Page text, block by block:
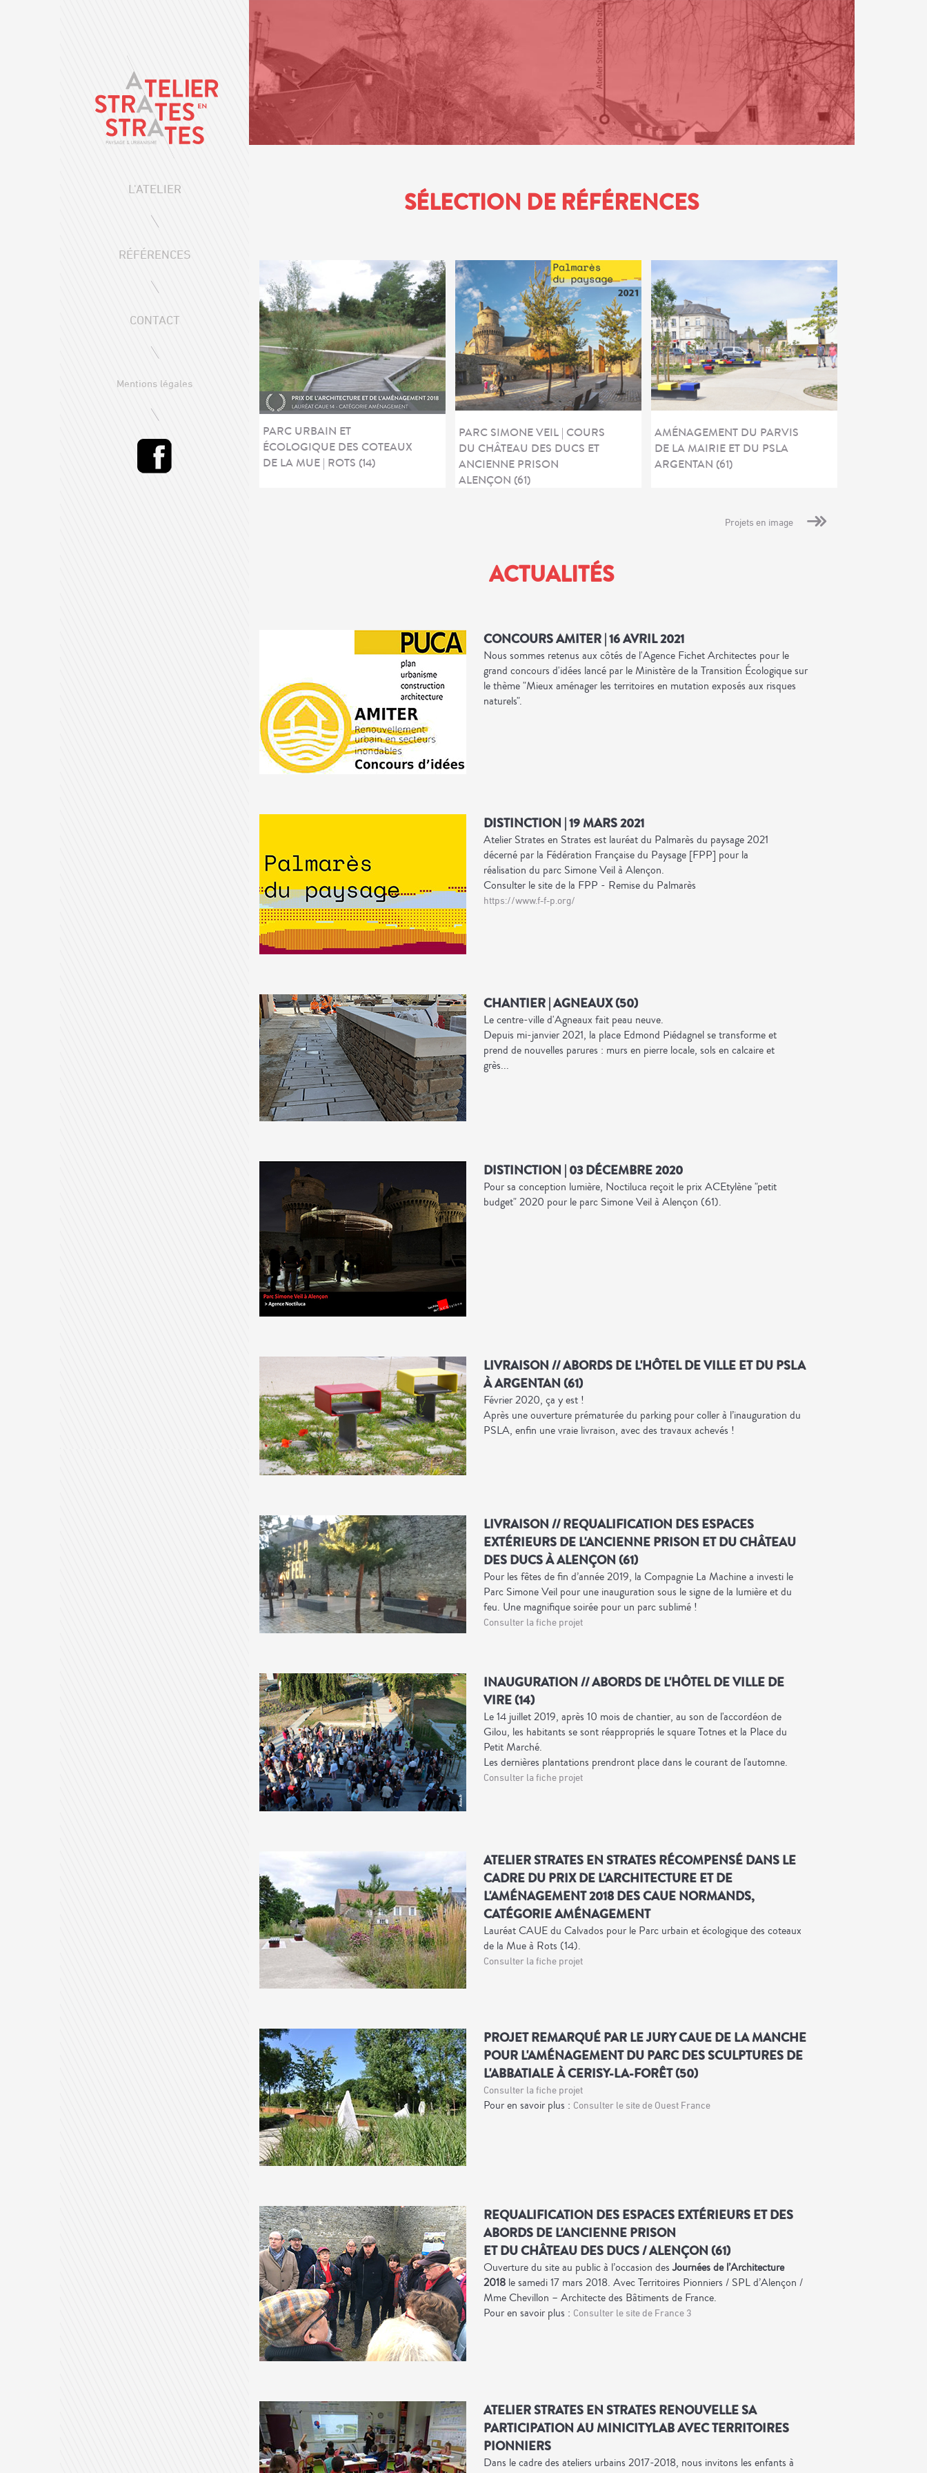
L'ATELIER
RÉFÉRENCES
CONTACT
Mentions légales
SÉLECTION DE RÉFÉRENCES
PARC URBAIN ET
ÉCOLOGIQUE DES COTEAUX
DE LA MUE | ROTS (14)
PARC SIMONE VEIL | COURS
DU CHÂTEAU DES DUCS ET
ANCIENNE PRISON
ALENÇON (61)
AMÉNAGEMENT DU PARVIS
DE LA MAIRIE ET DU PSLA
ARGENTAN (61)
Projets en image
ACTUALITÉS
CONCOURS AMITER | 16 AVRIL 2021
Nous sommes retenus aux côtés de l'Agence Fichet Architectes pour le
grand concours d'idées lancé par le Ministère de la Transition Écologique sur
le thème "Mieux aménager les territoires en mutation exposés aux risques
naturels".
DISTINCTION | 19 MARS 2021
Atelier Strates en Strates est lauréat du Palmarès du paysage 2021
décerné par la Fédération Française du Paysage [FPP] pour la
réalisation du parc Simone Veil à Alençon.
Consulter le site de la FPP - Remise du Palmarès
https://www.f-f-p.org/
CHANTIER | AGNEAUX (50)
Le centre-ville d'Agneaux fait peau neuve.
Depuis mi-janvier 2021, la place Edmond Piédagnel se transforme et
prend de nouvelles parures : murs en pierre locale, sols en calcaire et
grès...
DISTINCTION | 03 DÉCEMBRE 2020
Pour sa conception lumière, Noctiluca reçoit le prix ACEtylène "petit
budget" 2020 pour le parc Simone Veil à Alençon (61).
LIVRAISON // ABORDS DE L'HÔTEL DE VILLE ET DU PSLA
À ARGENTAN (61)
Février 2020, ça y est !
Après une ouverture prématurée du parking pour coller à l’inauguration du
PSLA, enfin une vraie livraison, avec des travaux achevés !
LIVRAISON // REQUALIFICATION DES ESPACES
EXTÉRIEURS DE L'ANCIENNE PRISON ET DU CHÂTEAU
DES DUCS À ALENÇON (61)
Pour les fêtes de fin d’année 2019, la Compagnie La Machine a investi le
Parc Simone Veil pour une inauguration sous le signe de la lumière et du
feu. Une magnifique soirée pour un parc sublimé !
Consulter la fiche projet
INAUGURATION // ABORDS DE L'HÔTEL DE VILLE DE
VIRE (14)
Le 14 juillet 2019, après 10 mois de chantier, au son de l'accordéon de
Gilou, les habitants se sont réappropriés le square Totnes et la Place du
Petit Marché.
Les dernières plantations prendront place dans le courant de l'automne.
Consulter la fiche projet
ATELIER STRATES EN STRATES RÉCOMPENSÉ DANS LE
CADRE DU PRIX DE L'ARCHITECTURE ET DE
L'AMÉNAGEMENT 2018 DES CAUE NORMANDS,
CATÉGORIE AMÉNAGEMENT
Lauréat CAUE du Calvados pour le Parc urbain et écologique des coteaux
de la Mue à Rots (14).
Consulter la fiche projet
PROJET REMARQUÉ PAR LE JURY CAUE DE LA MANCHE
POUR L'AMÉNAGEMENT DU PARC DES SCULPTURES DE
L'ABBATIALE À CERISY-LA-FORÊT (50)
Consulter la fiche projet
Pour en savoir plus : Consulter le site de Ouest France
REQUALIFICATION DES ESPACES EXTÉRIEURS ET DES
ABORDS DE L'ANCIENNE PRISON
ET DU CHÂTEAU DES DUCS / ALENÇON (61)
Ouverture du site au public à l’occasion desJournées de l’Architecture
2018le samedi 17 mars 2018. Avec Territoires Pionniers / SPL d’Alençon /
Mme Chevillon – Architecte des Bâtiments de France.
Pour en savoir plus : Consulter le site de France 3
ATELIER STRATES EN STRATES RENOUVELLE SA
PARTICIPATION AU MINICITYLAB AVEC TERRITOIRES
PIONNIERS
Dans le cadre des ateliers urbains 2017-2018, nous invitons les enfants à